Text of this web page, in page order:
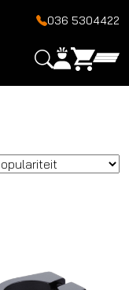
036 5304422